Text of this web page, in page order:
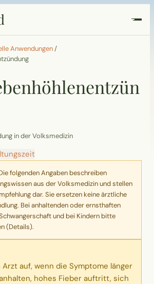
Anwendungen /
in der Volksmedizin
folgenden Angaben beschreiben
aus der Volksmedizin und stellen
dar. Sie ersetzen keine ärztliche
Bei anhaltenden oder ernsthaften
und bei Kindern bitte
(Details).
auf, wenn die Symptome länger
hohes Fieber auftritt, sich